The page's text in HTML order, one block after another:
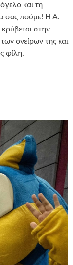
και τη
σας πούμε! Η Α.
στην
ονείρων της και
φίλη.